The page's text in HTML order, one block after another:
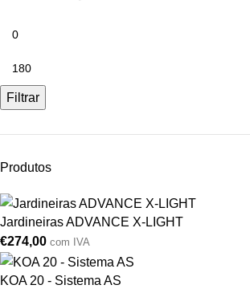
Filtrar
Produtos
Jardineiras ADVANCE X-LIGHT
€274,00 com IVA
KOA 20 - Sistema AS